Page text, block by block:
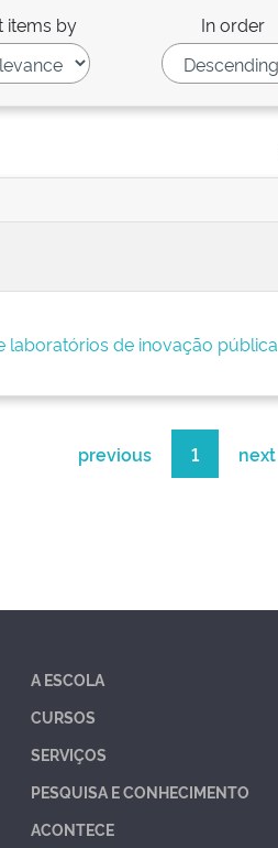
items by In order
laboratórios de inovação pública
previous 1 next
A ESCOLA
CURSOS
SERVIÇOS
PESQUISA E CONHECIMENTO
ACONTECE